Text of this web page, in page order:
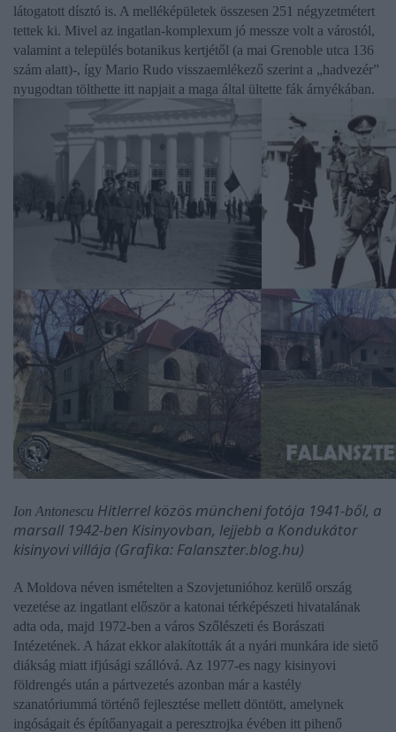
látogatott dísztó is. A melléképületek összesen 251 négyzetmétert
tettek ki. Mivel az ingatlan-komplexum jó messze volt a várostól,
valamint a település botanikus kertjétől (a mai Grenoble utca 136
szám alatt)-, így Mario Rudo visszaemlékező szerint a „hadvezér”
nyugodtan tölthette itt napjait a maga által ültette fák árnyékában.
Ion Antonescu Hitlerrel közös müncheni fotója 1941-ből, a
marsall 1942-ben Kisinyovban, lejjebb a Kondukátor
kisinyovi villája (Grafika: Falanszter.blog.hu)
A Moldova néven ismételten a Szovjetunióhoz kerülő ország
vezetése az ingatlant először a katonai térképészeti hivatalának
adta oda, majd 1972-ben a város Szőlészeti és Borászati
Intézetének. A házat ekkor alakították át a nyári munkára ide siető
diákság miatt ifjúsági szállóvá. Az 1977-es nagy kisinyovi
földrengés után a pártvezetés azonban már a kastély
szanatóriummá történő fejlesztése mellett döntött, amelynek
ingóságait és építőanyagait a peresztrojka évében itt pihenő